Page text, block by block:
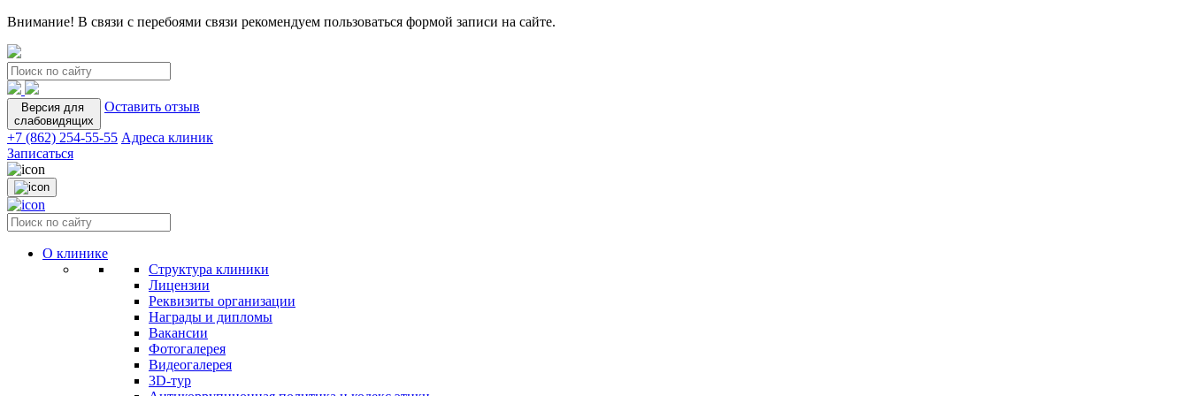
Внимание! В связи с перебоями связи рекомендуем пользоваться формой записи на сайте.
Версия для
слабовидящих
Оставить отзыв
+7 (862) 254-55-55 Адреса клиник
Записаться
О клинике
Структура клиники
Лицензии
Реквизиты организации
Награды и дипломы
Вакансии
Фотогалерея
Видеогалерея
3D-тур